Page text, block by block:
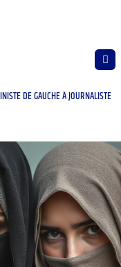
DE GAUCHE À JOURNALISTE